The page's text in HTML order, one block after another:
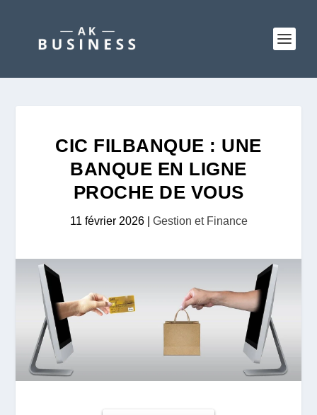
CIC FILBANQUE : UNE
BANQUE EN LIGNE
PROCHE DE VOUS
11 février 2026| Gestion et Finance